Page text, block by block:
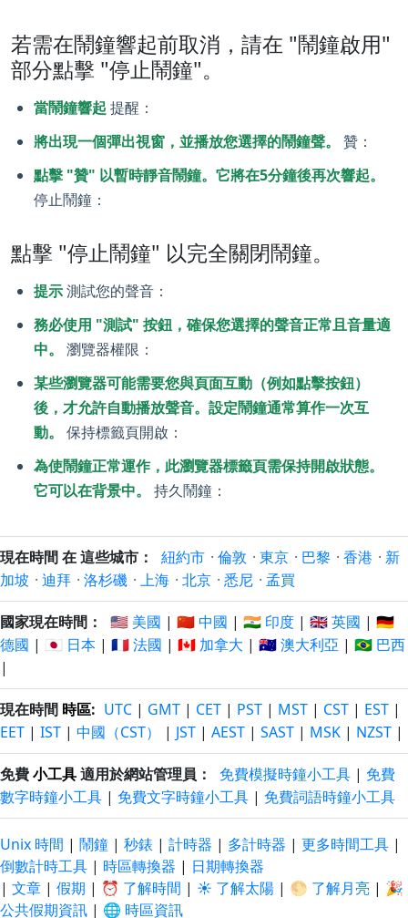
若需在鬧鐘響起前取消，請在 "鬧鐘啟用"
部分點擊 "停止鬧鐘"。
當鬧鐘響起 提醒：
將出現一個彈出視窗，並播放您選擇的鬧鐘聲。
贊：
點擊 "贊" 以暫時靜音鬧鐘。它將在5分鐘後再次響起。
停止鬧鐘：
點擊 "停止鬧鐘" 以完全關閉鬧鐘。
提示測試您的聲音：
務必使用 "測試" 按鈕，確保您選擇的聲音正常且音量適
中。
瀏覽器權限：
某些瀏覽器可能需要您與頁面互動（例如點擊按鈕）
後，才允許自動播放聲音。設定鬧鐘通常算作一次互
動。
保持標籤頁開啟：
為使鬧鐘正常運作，此瀏覽器標籤頁需保持開啟狀態。
它可以在背景中。
持久鬧鐘：
現在時間 在 這些城市： 紐約市 · 倫敦 · 東京 · 巴黎 · 香港 · 新
加坡 · 迪拜 · 洛杉磯 · 上海 · 北京 · 悉尼 · 孟買
國家現在時間： 🇺🇸 美國 | 🇨🇳 中國 | 🇮🇳 印度 | 🇬🇧 英國 | 🇩🇪
德國 | 🇯🇵 日本 | 🇫🇷 法國 | 🇨🇦 加拿大 | 🇦🇺 澳大利亞 | 🇧🇷 巴西
|
現在時間 時區: UTC | GMT | CET | PST | MST | CST | EST |
EET | IST | 中國（CST） | JST | AEST | SAST | MSK | NZST |
免費小工具適用於網站管理員： 免費模擬時鐘小工具 | 免費
數字時鐘小工具 | 免費文字時鐘小工具 | 免費詞語時鐘小工具
Unix 時間 | 鬧鐘 | 秒錶 | 計時器 | 多計時器 | 更多時間工具 |
倒數計時工具 | 時區轉換器 | 日期轉換器
| 文章 | 假期 | ⏰ 了解時間 | ☀️ 了解太陽 | 🌕 了解月亮 | 🎉
公共假期資訊 | 🌐 時區資訊